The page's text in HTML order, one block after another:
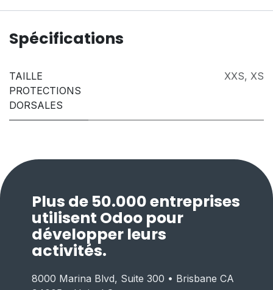
Spécifications
TAILLE
PROTECTIONS
DORSALES
XXS, XS
Plus de 50.000 entreprises
utilisent Odoo pour
développer leurs
activités.
8000 Marina Blvd, Suite 300 • Brisbane CA